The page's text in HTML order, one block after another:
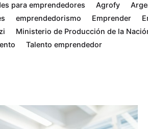
para emprendedores Agrofy
emprendedorismo Emprender
Ministerio de Producción de la
Talento emprendedor